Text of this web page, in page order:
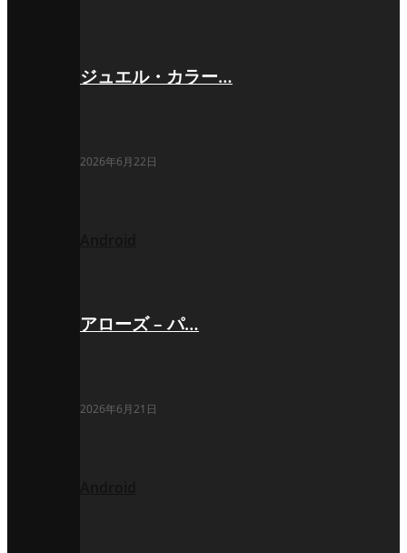
ジュエル・カラー…
2026年6月22日
アローズ – パ…
2026年6月21日